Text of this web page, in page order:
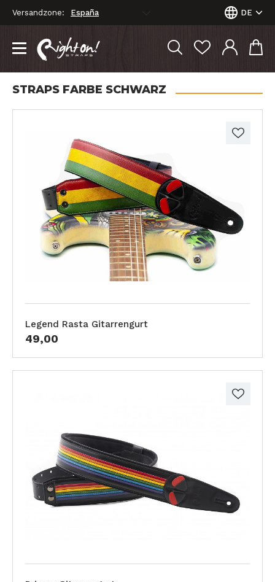
Versandzone: DE
STRAPS FARBE SCHWARZ
Legend Rasta Gitarrengurt
49,00